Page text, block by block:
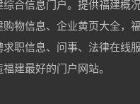
合信息门户。提供福建概
物信息、企业黄页大全，
求职信息、问事、法律在线
建最好的门户网站。